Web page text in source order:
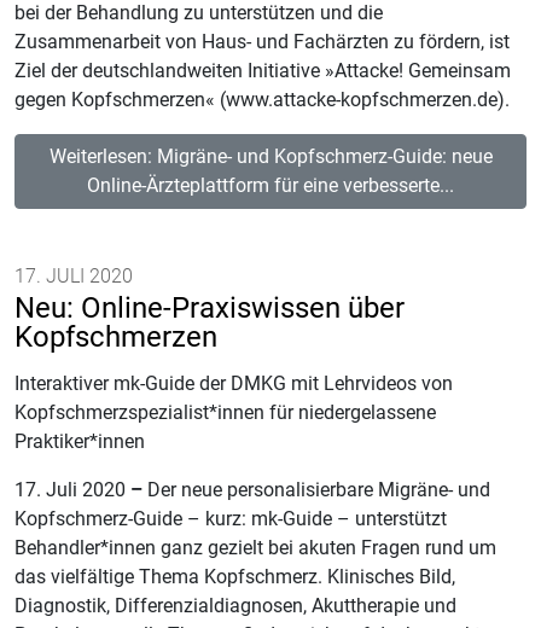
bei der Behandlung zu unterstützen und die
Zusammenarbeit von Haus- und Fachärzten zu fördern, ist
Ziel der deutschlandweiten Initiative »Attacke! Gemeinsam
gegen Kopfschmerzen« (www.attacke-kopfschmerzen.de).
Weiterlesen: Migräne- und Kopfschmerz-Guide: neue
Online-Ärzteplattform für eine verbesserte...
17. JULI 2020
Neu: Online-Praxiswissen über
Kopfschmerzen
Interaktiver mk-Guide der DMKG mit Lehrvideos von
Kopfschmerzspezialist*innen für niedergelassene
Praktiker*innen
17. Juli 2020 – Der neue personalisierbare Migräne- und
Kopfschmerz-Guide – kurz: mk-Guide – unterstützt
Behandler*innen ganz gezielt bei akuten Fragen rund um
das vielfältige Thema Kopfschmerz. Klinisches Bild,
Diagnostik, Differenzialdiagnosen, Akuttherapie und